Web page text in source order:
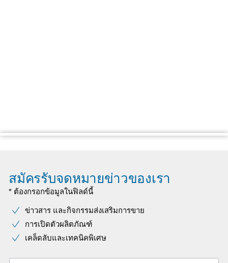
สมัครรับจดหมายข่าวของเรา
* ต้องกรอกข้อมูลในฟิลด์นี้
ข่าวสาร และกิจกรรมส่งเสริมการขาย
การเปิดตัวผลิตภัณฑ์
เคล็ดลับและเทคนิคพิเศษ